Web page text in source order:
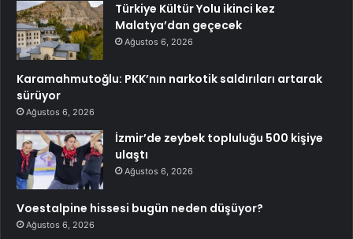
Türkiye Kültür Yolu ikinci kez
Malatya’dan geçecek
Ağustos 6, 2026
Karamahmutoğlu: PKK’nın narkotik saldırıları artarak
sürüyor
Ağustos 6, 2026
İzmir’de zeybek topluluğu 500 kişiye
ulaştı
Ağustos 6, 2026
Voestalpine hissesi bugün neden düşüyor?
Ağustos 6, 2026